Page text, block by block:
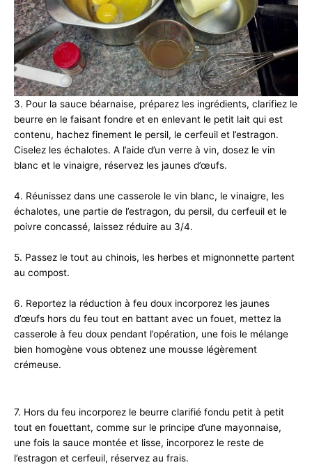
3. Pour la sauce béarnaise, préparez les ingrédients, clarifiez le
beurre en le faisant fondre et en enlevant le petit lait qui est
contenu, hachez finement le persil, le cerfeuil et l’estragon.
Ciselez les échalotes. A l’aide d’un verre à vin, dosez le vin
blanc et le vinaigre, réservez les jaunes d’œufs.
4. Réunissez dans une casserole le vin blanc, le vinaigre, les
échalotes, une partie de l’estragon, du persil, du cerfeuil et le
poivre concassé, laissez réduire au 3/4.
5. Passez le tout au chinois, les herbes et mignonnette partent
au compost.
6. Reportez la réduction à feu doux incorporez les jaunes
d’œufs hors du feu tout en battant avec un fouet, mettez la
casserole à feu doux pendant l’opération, une fois le mélange
bien homogène vous obtenez une mousse légèrement
crémeuse.
7. Hors du feu incorporez le beurre clarifié fondu petit à petit
tout en fouettant, comme sur le principe d’une mayonnaise,
une fois la sauce montée et lisse, incorporez le reste de
l’estragon et cerfeuil, réservez au frais.